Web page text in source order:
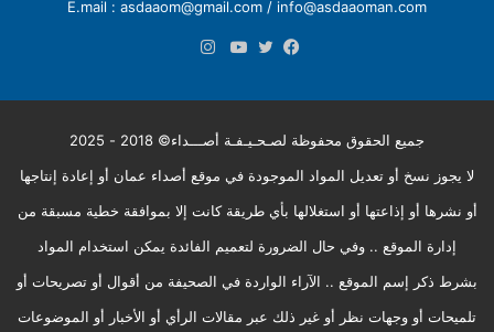
E.mail : asdaaom@gmail.com / info@asdaaoman.com
جميع الحقوق محفوظة لصـحـيـفـة أصـــداء© 2018 - 2025
لا يجوز نسخ أو تعديل المواد الموجودة في موقع أصداء عمان أو إعادة إنتاجها
أو نشرها أو إذاعتها أو استغلالها بأي طريقة كانت إلا بموافقة خطية مسبقة من
إدارة الموقع .. وفي حال الضرورة لتعميم الفائدة يمكن استخدام المواد
بشرط ذكر إسم الموقع .. الآراء الواردة في الصحيفة من أقوال أو تصريحات أو
تلميحات أو وجهات نظر أو غير ذلك عبر مقالات الرأي أو الأخبار أو الموضوعات